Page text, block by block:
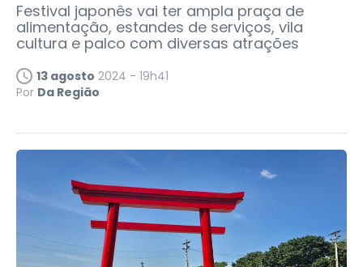
Festival japonês vai ter ampla praça de
alimentação, estandes de serviços, vila
cultura e palco com diversas atrações
13 agosto 2024 - 19h41
Por Da Região